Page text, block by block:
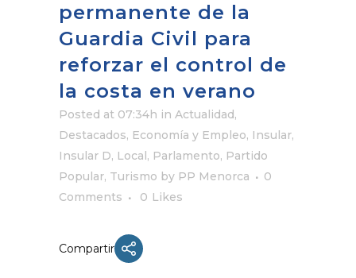
permanente de la
Guardia Civil para
reforzar el control de
la costa en verano
Posted at 07:34h in Actualidad,
Destacados, Economía y Empleo, Insular,
Insular D, Local, Parlamento, Partido
Popular, Turismo by PP Menorca
0
Comments
0 Likes
Compartir